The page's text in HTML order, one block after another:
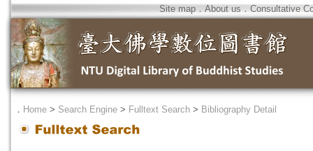
Site map．About us ． Consultative
． Home > Search Engine > Fulltext Search > Bibliography Detail